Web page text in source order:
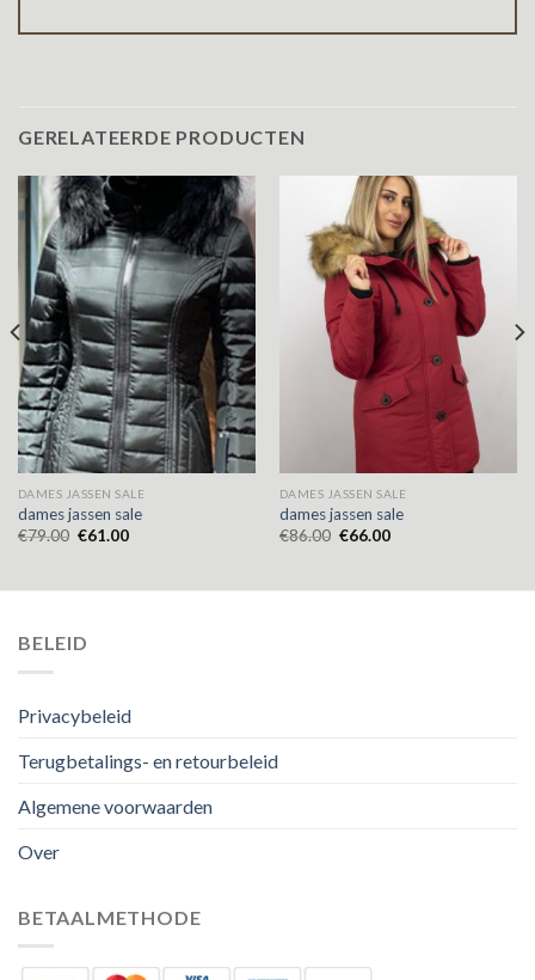
GERELATEERDE PRODUCTEN
DAMES JASSEN SALE
dames jassen sale
€79.00 €61.00
DAMES JASSEN SALE
dames jassen sale
€86.00 €66.00
BELEID
Privacybeleid
Terugbetalings- en retourbeleid
Algemene voorwaarden
Over
BETAALMETHODE